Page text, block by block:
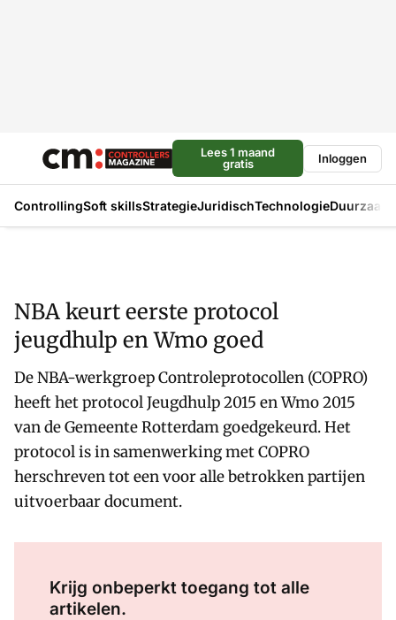
Lees 1 maand
gratis
Inloggen
ControllingSoft skillsStrategieJuridischTechnologie
NBA keurt eerste protocol
jeugdhulp en Wmo goed
De NBA-werkgroep Controleprotocollen (COPRO)
heeft het protocol Jeugdhulp 2015 en Wmo 2015
van de Gemeente Rotterdam goedgekeurd. Het
protocol is in samenwerking met COPRO
herschreven tot een voor alle betrokken partijen
uitvoerbaar document.
Krijg onbeperkt toegang tot alle
artikelen.